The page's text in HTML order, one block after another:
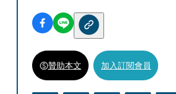
贊助本文 加入訂閱會員